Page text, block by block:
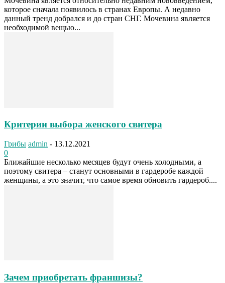
которое сначала появилось в странах Европы. А недавно
данный тренд добрался и до стран СНГ. Мочевина является
необходимой вещью...
Критерии выбора женского свитера
Грибы admin - 13.12.2021
0
Ближайшие несколько месяцев будут очень холодными, а
поэтому свитера – станут основными в гардеробе каждой
женщины, а это значит, что самое время обновить гардероб....
Зачем приобретать франшизы?